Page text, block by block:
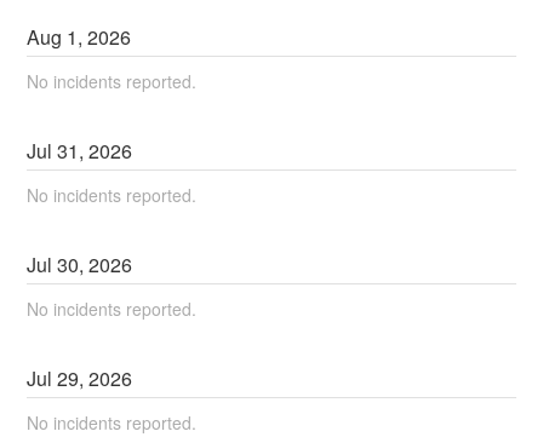
Aug 1,2026
No incidents reported.
Jul31,2026
No incidents reported.
Jul30,2026
No incidents reported.
Jul29,2026
No incidents reported.